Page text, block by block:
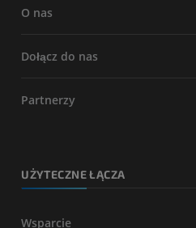
O nas
Dołącz do nas
Partnerzy
UŻYTECZNE ŁĄCZA
Wsparcie